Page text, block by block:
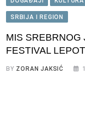
SRBIJA I REGION
MIS SREBRNOG
FESTIVAL
BY ZORAN JAKSIĆ